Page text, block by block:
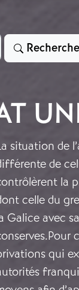
Recherche
situation de
de
la
celle du
Galice avec
qui